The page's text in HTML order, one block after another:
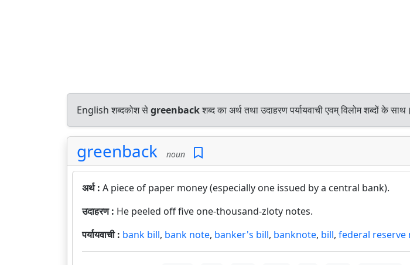
English शब्दकोश सेgreenbackशब्द का अर्थ तथा उदाहरण पर्यायवाची एवम् विलोम शब्दों के साथ।
greenback noun
अर्थ : A piece of paper money (especially one issued by a central bank).
उदाहरण : He peeled off five one-thousand-zloty notes.
पर्यायवाची : bank bill, bank note, banker's bill, banknote, bill, federal reserve